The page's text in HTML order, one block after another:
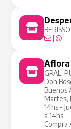
BERISSO
|
Aflora
GRAL.
Don
Buenos
Martes,
14hs -
a 14hs